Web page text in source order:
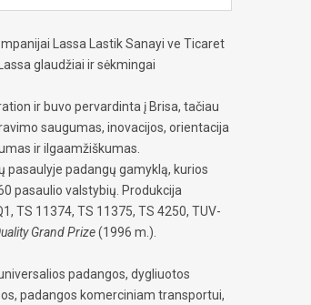
Lassa Lastik Sanayi ve Ticaret
glaudžiai ir sėkmingai
ir buvo pervardinta į Brisa, tačiau
saugumas, inovacijos, orientacija
ir ilgaamžiškumas.
pasaulyje padangų gamyklą, kurios
pasaulio valstybių. Produkcija
TS 11374, TS 11375, TS 4250, TUV-
Grand Prize(1996 m.).
padangos, dygliuotos
padangos komerciniam transportui,